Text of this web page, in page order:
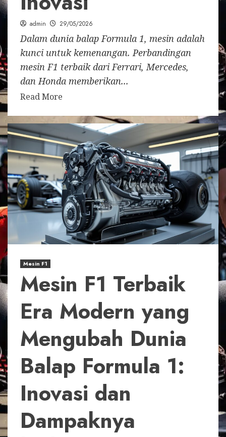
admin 29/05/2026
Dalam dunia balap Formula 1, mesin adalah
kunci untuk kemenangan. Perbandingan
mesin F1 terbaik dari Ferrari, Mercedes,
dan Honda memberikan...
Read More
Mesin F1
Mesin F1 Terbaik
Era Modern yang
Mengubah Dunia
Balap Formula 1:
Inovasi dan
Dampaknya